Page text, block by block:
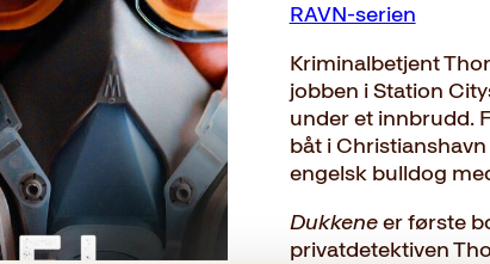
RAVN-serien
Kriminalbetjent
jobben i Station
under et innbrudd.
båt i
engelsk bulldog
Dukkeneer første
privatdetektiven